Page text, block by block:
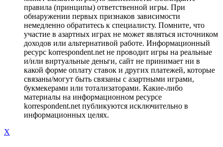
правила (принципы) ответственной игры. При
обнаружении первых признаков зависимости
немедленно обратитесь к специалисту. Помните, что
участие в азартных играх не может являться источником
доходов или альтернативой работе. Информационный
ресурс korrespondent.net не проводит игры на реальные
и/или виртуальные деньги, сайт не принимает ни в
какой форме оплату ставок и других платежей, которые
связаны/могут быть связаны с азартными играми,
букмекерами или тотализаторами. Какие-либо
материалы на информационном ресурсе
korrespondent.net публикуются исключительно в
информационных целях.
X